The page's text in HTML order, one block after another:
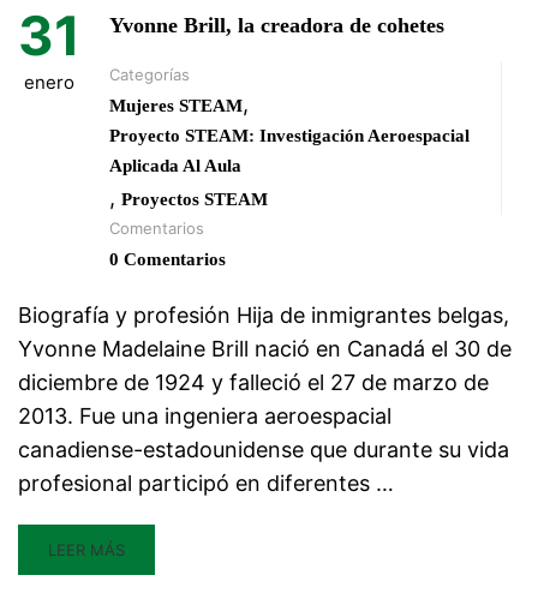
31
enero
Yvonne Brill, la creadora de cohetes
Categorías
Mujeres STEAM,
Proyecto STEAM: Investigación Aeroespacial
Aplicada Al Aula
, Proyectos STEAM
Comentarios
0 Comentarios
Biografía y profesión Hija de inmigrantes belgas,
Yvonne Madelaine Brill nació en Canadá el 30 de
diciembre de 1924 y falleció el 27 de marzo de
2013. Fue una ingeniera aeroespacial
canadiense-estadounidense que durante su vida
profesional participó en diferentes …
LEER MÁS